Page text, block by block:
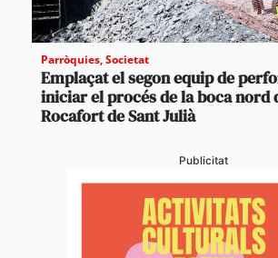
Parròquies,Societat
Emplaçat el segon equip de
iniciar el procés de la boca nord
Rocafort de Sant Julià
Publicitat